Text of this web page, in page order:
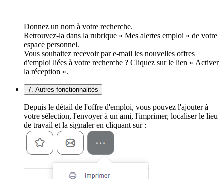
Donnez un nom à votre recherche.
Retrouvez-la dans la rubrique « Mes alertes emploi » de votre
espace personnel.
Vous souhaitez recevoir par e-mail les nouvelles offres
d'emploi liées à votre recherche ? Cliquez sur le lien « Activer
la réception ».
7. Autres fonctionnalités
Depuis le détail de l'offre d'emploi, vous pouvez l'ajouter à
votre sélection, l'envoyer à un ami, l'imprimer, localiser le lieu
de travail et la signaler en cliquant sur :